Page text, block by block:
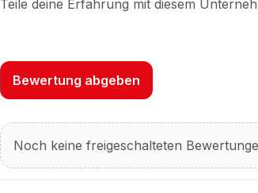
Teile deine Erfahrung mit diesem
Bewertung abgeben
Noch keine freigeschalteten